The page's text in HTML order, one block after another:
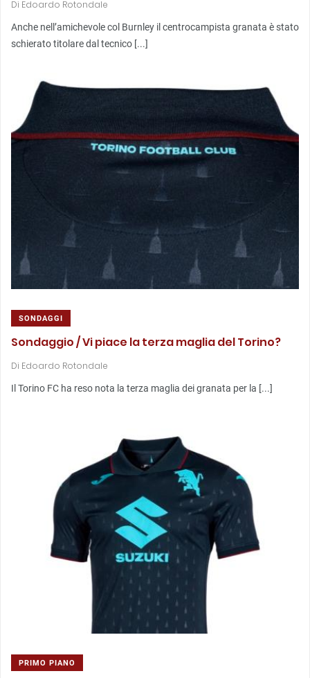
Di Edoardo Rotondale
Anche nell’amichevole col Burnley il centrocampista granata è stato
schierato titolare dal tecnico [...]
SONDAGGI
Sondaggio / Vi piace la terza maglia del Torino?
Di Edoardo Rotondale
Il Torino FC ha reso nota la terza maglia dei granata per la [...]
PRIMO PIANO